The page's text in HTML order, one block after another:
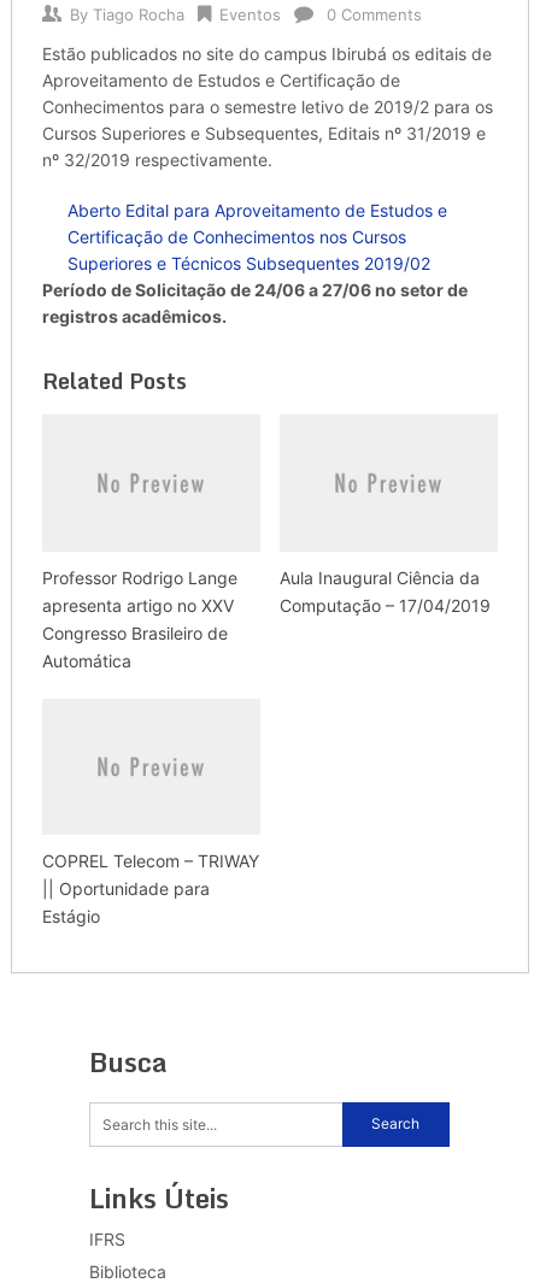
By Tiago Rocha Eventos 0 Comments
Estão publicados no site do campus Ibirubá os editais de
Aproveitamento de Estudos e Certificação de
Conhecimentos para o semestre letivo de 2019/2 para os
Cursos Superiores e Subsequentes, Editais nº 31/2019 e
nº 32/2019 respectivamente.
Aberto Edital para Aproveitamento de Estudos e
Certificação de Conhecimentos nos Cursos
Superiores e Técnicos Subsequentes 2019/02
Período de Solicitação de 24/06 a 27/06 no setor de
registros acadêmicos.
Related Posts
Professor Rodrigo Lange
apresenta artigo no XXV
Congresso Brasileiro de
Automática
Aula Inaugural Ciência da
Computação – 17/04/2019
COPREL Telecom – TRIWAY
|| Oportunidade para
Estágio
Busca
Links Úteis
IFRS
Biblioteca